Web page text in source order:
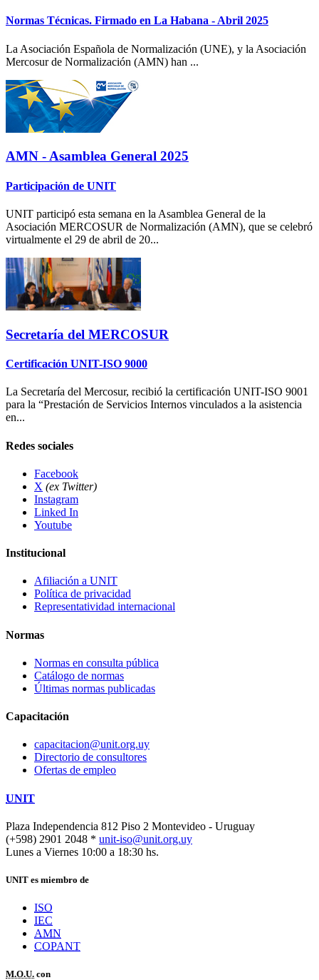
Normas Técnicas. Firmado en La Habana - Abril 2025
La Asociación Española de Normalización (UNE), y la Asociación
Mercosur de Normalización (AMN) han ...
AMN - Asamblea General 2025
Participación de UNIT
UNIT participó esta semana en la Asamblea General de la
Asociación MERCOSUR de Normalización (AMN), que se celebró
virtualmente el 29 de abril de 20...
Secretaría del MERCOSUR
Certificación UNIT-ISO 9000
La Secretaría del Mercosur, recibió la certificación UNIT-ISO 9001
para la “Prestación de Servicios Internos vinculados a la asistencia
en...
Redes sociales
Facebook
X (ex Twitter)
Instagram
Linked In
Youtube
Institucional
Afiliación a UNIT
Política de privacidad
Representatividad internacional
Normas
Normas en consulta pública
Catálogo de normas
Últimas normas publicadas
Capacitación
capacitacion@unit.org.uy
Directorio de consultores
Ofertas de empleo
UNIT
Plaza Independencia 812 Piso 2 Montevideo - Uruguay
(+598) 2901 2048 * unit-iso@unit.org.uy
Lunes a Viernes 10:00 a 18:30 hs.
UNIT es miembro de
ISO
IEC
AMN
COPANT
M.O.U. con